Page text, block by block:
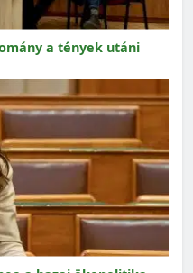
a tények utáni